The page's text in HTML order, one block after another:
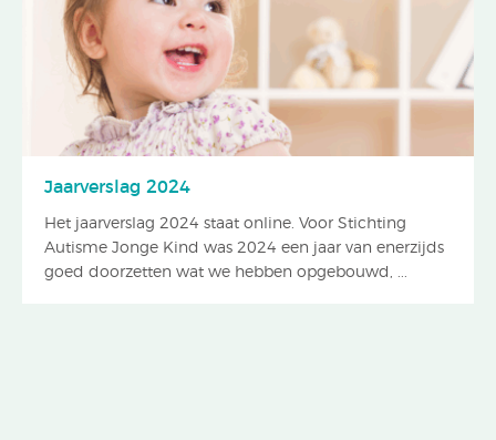
Jaarverslag 2024
Het jaarverslag 2024 staat online. Voor Stichting
Autisme Jonge Kind was 2024 een jaar van enerzijds
goed doorzetten wat we hebben opgebouwd, ...